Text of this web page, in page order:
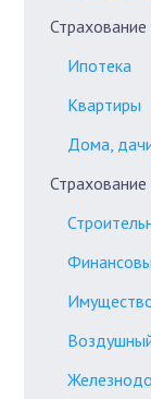
Ипотека
Квартиры
Дома,